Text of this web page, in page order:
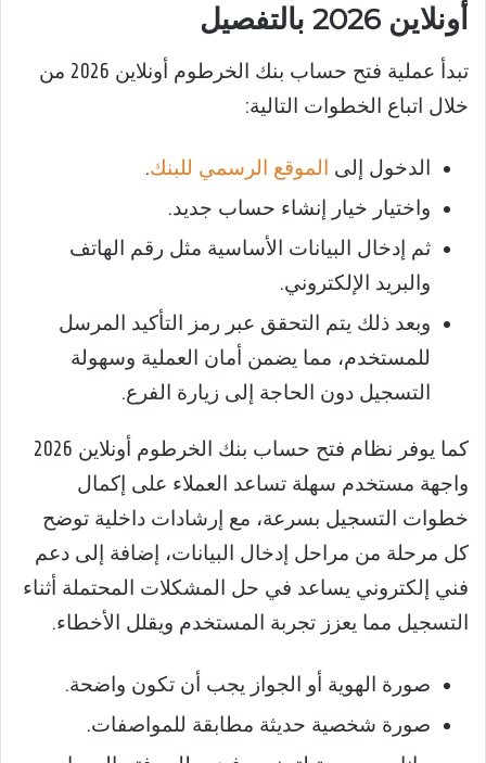
أونلاين 2026 بالتفصيل
تبدأ عملية فتح حساب بنك الخرطوم أونلاين 2026 من
خلال اتباع الخطوات التالية:
الدخول إلى الموقع الرسمي للبنك.
واختيار خيار إنشاء حساب جديد.
ثم إدخال البيانات الأساسية مثل رقم الهاتف
والبريد الإلكتروني.
وبعد ذلك يتم التحقق عبر رمز التأكيد المرسل
للمستخدم، مما يضمن أمان العملية وسهولة
التسجيل دون الحاجة إلى زيارة الفرع.
كما يوفر نظام فتح حساب بنك الخرطوم أونلاين 2026
واجهة مستخدم سهلة تساعد العملاء على إكمال
خطوات التسجيل بسرعة، مع إرشادات داخلية توضح
كل مرحلة من مراحل إدخال البيانات، إضافة إلى دعم
فني إلكتروني يساعد في حل المشكلات المحتملة أثناء
التسجيل مما يعزز تجربة المستخدم ويقلل الأخطاء.
صورة الهوية أو الجواز يجب أن تكون واضحة.
صورة شخصية حديثة مطابقة للمواصفات.